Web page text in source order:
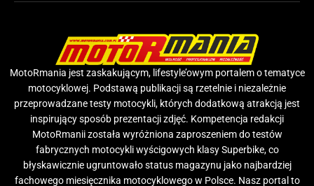
MotoRmania jest zaskakującym, lifestyle’owym portalem o tematyce
motocyklowej. Podstawą publikacji są rzetelnie i niezależnie
przeprowadzane testy motocykli, których dodatkową atrakcją jest
inspirujący sposób prezentacji zdjęć. Kompetencja redakcji
MotoRmanii została wyróżniona zaproszeniem do testów
fabrycznych motocykli wyścigowych klasy Superbike, co
błyskawicznie ugruntowało status magazynu jako najbardziej
fachowego miesięcznika motocyklowego w Polsce. Nasz portal to